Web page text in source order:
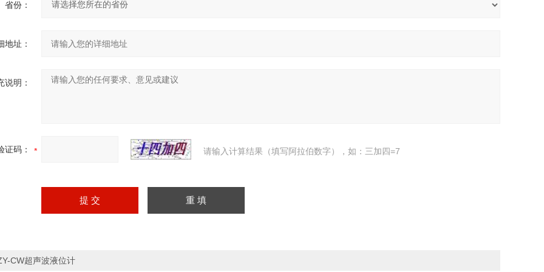
省份：
地址：
说明：
证码： 请输入计算结果（填写阿拉伯数字），如：三加四=7
CW超声波液位计